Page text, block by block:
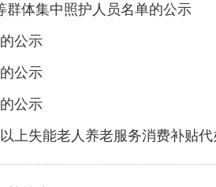
群体集中照护人员名单的公示
公示
公示
公示
上失能老人养老服务消费补贴